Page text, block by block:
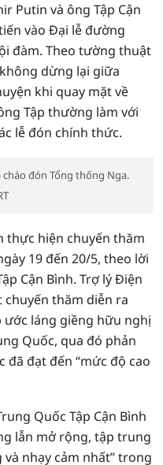
Putin và ông Tập Cận
vào Đại lễ đường
đàm. Theo tường thuật
dừng lại giữa
khi quay mặt về
Tập thường làm với
lễ đón chính thức.
đón Tổng thống Nga.
thực hiện chuyến thăm
19 đến 20/5, theo lời
Cận Bình. Trợ lý Điện
chuyến thăm diễn ra
ước láng giềng hữu nghị
Quốc, qua đó phản
đạt đến “mức độ cao
Quốc Tập Cận Bình
lẫn mở rộng, tập trung
nhạy cảm nhất” trong